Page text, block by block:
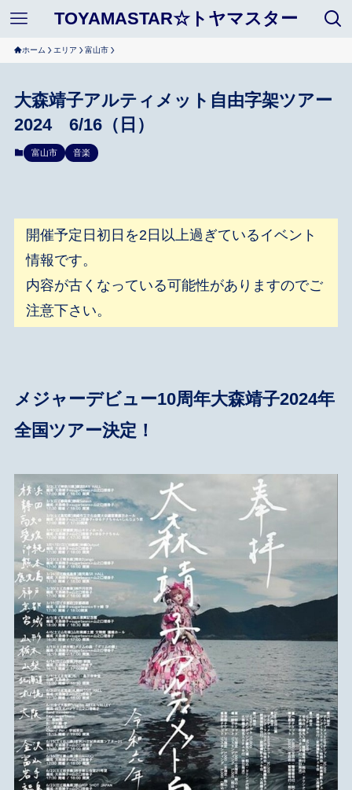
TOYAMASTAR☆トヤマスター
ホーム エリア 富山市
大森靖子アルティメット自由字架ツアー
2024 6/16（日）
富山市 音楽
開催予定日初日を2日以上過ぎているイベント
情報です。
内容が古くなっている可能性がありますのでご
注意下さい。
メジャーデビュー10周年大森靖子2024年
全国ツアー決定！